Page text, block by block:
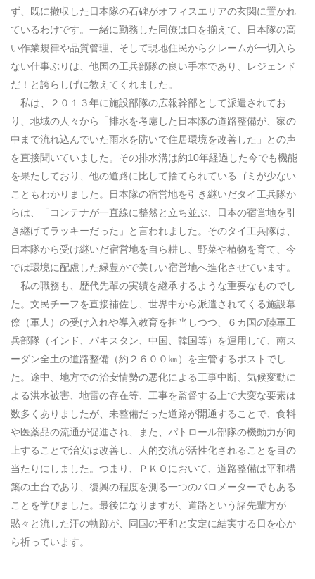
ず、既に撤収した日本隊の石碑がオフィスエリアの玄関に置かれ
ているわけです。一緒に勤務した同僚は口を揃えて、日本隊の高
い作業規律や品質管理、そして現地住民からクレームが一切入ら
ない仕事ぶりは、他国の工兵部隊の良い手本であり、レジェンド
だ！と誇らしげに教えてくれました。
私は、２０１３年に施設部隊の広報幹部として派遣されてお
り、地域の人々から「排水を考慮した日本隊の道路整備が、家の
中まで流れ込んでいた雨水を防いで住居環境を改善した」との声
を直接聞いていました。その排水溝は約10年経過した今でも機能
を果たしており、他の道路に比して捨てられているゴミが少ない
こともわかりました。日本隊の宿営地を引き継いだタイ工兵隊か
らは、「コンテナが一直線に整然と立ち並ぶ、日本の宿営地を引
き継げてラッキーだった」と言われました。そのタイ工兵隊は、
日本隊から受け継いだ宿営地を自ら耕し、野菜や植物を育て、今
では環境に配慮した緑豊かで美しい宿営地へ進化させています。
私の職務も、歴代先輩の実績を継承するような重要なものでし
た。文民チーフを直接補佐し、世界中から派遣されてくる施設幕
僚（軍人）の受け入れや導入教育を担当しつつ、６カ国の陸軍工
兵部隊（インド、パキスタン、中国、韓国等）を運用して、南ス
ーダン全土の道路整備（約２６００㎞）を主管するポストでし
た。途中、地方での治安情勢の悪化による工事中断、気候変動に
よる洪水被害、地雷の存在等、工事を監督する上で大変な要素は
数多くありましたが、未整備だった道路が開通することで、食料
や医薬品の流通が促進され、また、パトロール部隊の機動力が向
上することで治安は改善し、人的交流が活性化されることを目の
当たりにしました。つまり、ＰＫＯにおいて、道路整備は平和構
築の土台であり、復興の程度を測る一つのバロメーターでもある
ことを学びました。最後になりますが、道路という諸先輩方が
黙々と流した汗の軌跡が、同国の平和と安定に結実する日を心か
ら祈っています。